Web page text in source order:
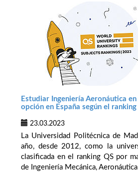
Estudiar Ingeniería Aeronáutica
opción en España según el
23.03.2023
La Universidad Politécnica de
año, desde 2012, como la
clasificada en el ranking QS por
de Ingeniería Mecánica,